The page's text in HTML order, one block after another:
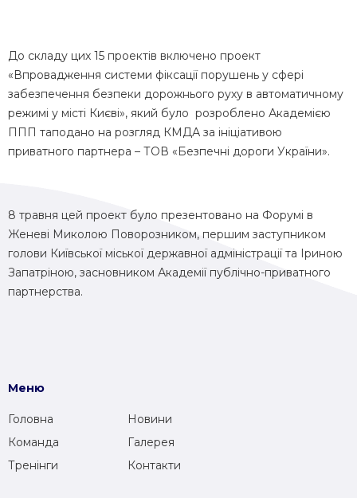
До складу цих 15 проектів включено проект
«Впровадження системи фіксації порушень у сфері
забезпечення безпеки дорожнього руху в автоматичному
режимі у місті Києві», який було розроблено Академією
ППП таподано на розгляд КМДА за ініціативою
приватного партнера – ТОВ «Безпечні дороги України».
8 травня цей проект було презентовано на Форумі в
Женеві Миколою Поворозником, першим заступником
голови Київської міської державної адміністрації та Іриною
Запатріною, засновником Академії публічно-приватного
партнерства.
Меню
Головна
Новини
Команда
Галерея
Тренінги
Контакти